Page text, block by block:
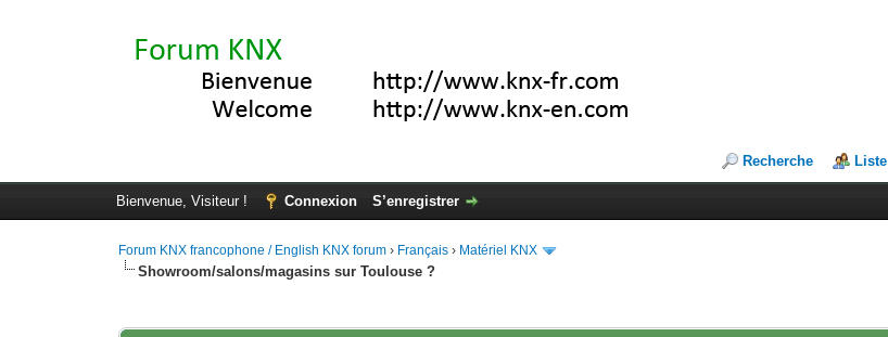
Recherche
Bienvenue, Visiteur ! Connexion S’enregistrer
Forum KNX francophone / English KNX forum › Français › Matériel KNX
Showroom/salons/magasins sur Toulouse ?